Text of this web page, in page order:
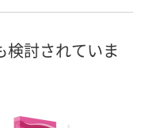
土）
カゴへ
検討されていま